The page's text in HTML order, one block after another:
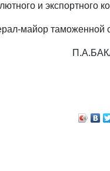
и экспортного
майор таможенной